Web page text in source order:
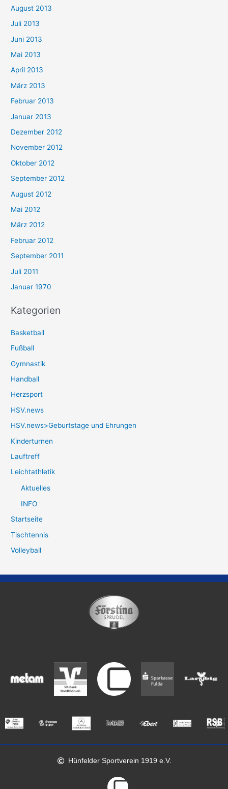
August 2013
Juli 2013
Juni 2013
Mai 2013
April 2013
März 2013
Februar 2013
Januar 2013
Dezember 2012
November 2012
Oktober 2012
September 2012
August 2012
Mai 2012
März 2012
Februar 2012
September 2011
Juli 2011
Januar 1970
Kategorien
Basketball
Fußball
Gymnastik
Handball
Herzsport
HSV.news
HSV.news>Geburtstage und Ehrungen
Kinderturnen
Lauftreff
Leichtathletik
Aktuelles
INFO
Startseite
Tischtennis
Volleyball
Hünfelder Sportverein 1919 e.V.